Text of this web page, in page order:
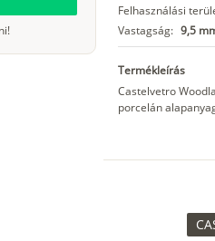
Felhasználási
Vastagság: 9,5
Termékleírás
Castelvetro
porcelán